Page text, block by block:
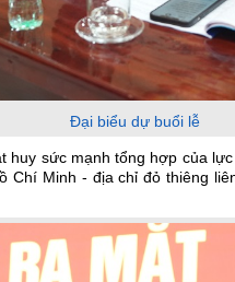
Đại biểu dự buổi lễ
sức mạnh tổng hợp của
Chí Minh - địa chỉ đỏ thiêng